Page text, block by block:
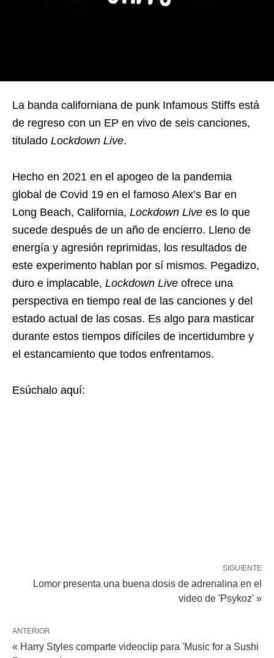
La banda californiana de punk Infamous Stiffs está
de regreso con un EP en vivo de seis canciones,
titulado Lockdown Live.
Hecho en 2021 en el apogeo de la pandemia
global de Covid 19 en el famoso Alex’s Bar en
Long Beach, California, Lockdown Live es lo que
sucede después de un año de encierro. Lleno de
energía y agresión reprimidas, los resultados de
este experimento hablan por sí mismos. Pegadizo,
duro e implacable, Lockdown Live ofrece una
perspectiva en tiempo real de las canciones y del
estado actual de las cosas. Es algo para masticar
durante estos tiempos difíciles de incertidumbre y
el estancamiento que todos enfrentamos.
Esúchalo aquí:
SIGUIENTE
Lomor presenta una buena dosis de adrenalina en el
video de 'Psykoz' »
ANTERIOR
« Harry Styles comparte videoclip para 'Music for a Sushi